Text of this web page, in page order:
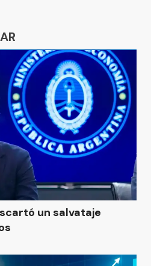
un salvataje